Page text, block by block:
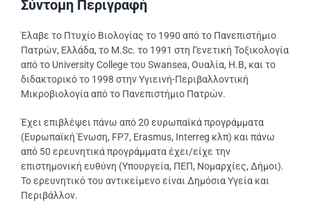
Σύντομη Περιγραφή
Έλαβε το Πτυχίο Βιολογίας το 1990 από το Πανεπιστήμιο
Πατρών, Ελλάδα, το M.Sc. το 1991 στη Γενετική Τοξικολογία
από το University College του Swansea, Ουαλία, Η.Β, και το
διδακτορικό το 1998 στην Υγιεινή-Περιβαλλοντική
Μικροβιολογία από το Πανεπιστήμιο Πατρών.
Έχει επιβλέψει πάνω από 20 ευρωπαϊκά προγράμματα
(Ευρωπαϊκή Ένωση, FP7, Erasmus, Interreg κλπ) και πάνω
από 50 ερευνητικά προγράμματα έχει/είχε την
επιστημονική ευθύνη (Υπουργεία, ΠΕΠ, Νομαρχίες, Δήμοι).
Το ερευνητικό του αντικείμενο είναι Δημόσια Υγεία και
Περιβάλλον.